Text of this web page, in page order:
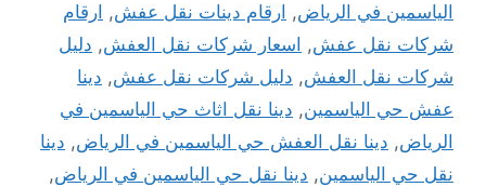
الياسمين في الرياض, ارقام دينات نقل عفش, ارقام
شركات نقل عفش, اسعار شركات نقل العفش, دليل
شركات نقل العفش, دليل شركات نقل عفش, دينا
عفش حي الياسمين, دينا نقل اثاث حي الياسمين في
الرياض, دينا نقل العفش حي الياسمين في الرياض, دينا
نقل حي الياسمين, دينا نقل حي الياسمين في الرياض,